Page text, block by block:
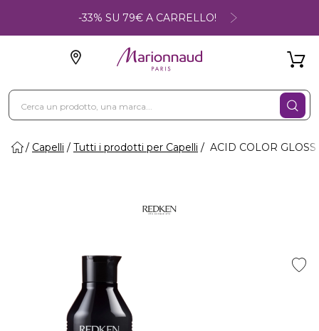
-33% SU 79€ A CARRELLO!
Capelli Tutti i prodotti per Capelli ACID COLOR